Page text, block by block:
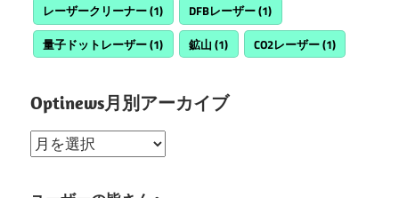
レーザークリーナー(1) DFBレーザー(1)
量子ドットレーザー(1) 鉱山 (1) CO2レーザー(1)
Optinews月別アーカイブ
Optinews